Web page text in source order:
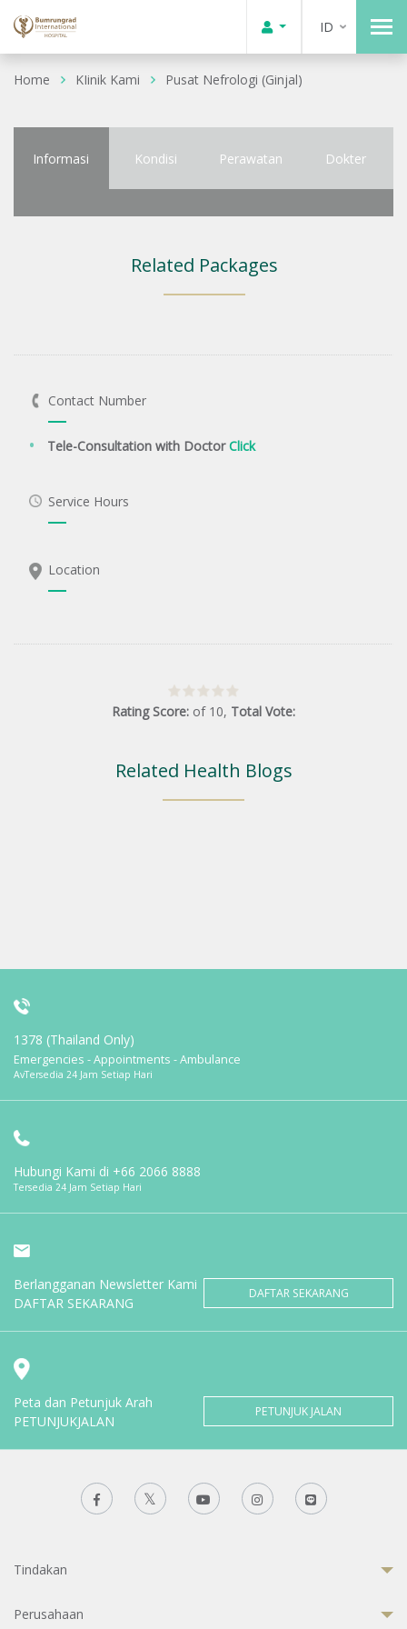
ID
Home KIinik Kami Pusat Nefrologi (Ginjal)
Informasi Kondisi Perawatan Dokter
Related Packages
Contact Number
Tele-Consultation with DoctorClick
Service Hours
Location
Rating Score: of 10, Total Vote:
Related Health Blogs
1378 (Thailand Only)
Emergencies - Appointments - Ambulance
AvTersedia 24 Jam Setiap Hari
Hubungi Kami di +66 2066 8888
Tersedia 24 Jam Setiap Hari
Berlangganan Newsletter Kami
DAFTAR SEKARANG
DAFTAR SEKARANG
Peta dan Petunjuk Arah
PETUNJUKJALAN
PETUNJUK JALAN
Tindakan
Perusahaan